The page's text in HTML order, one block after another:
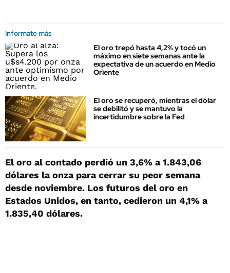
Informate más
El oro trepó hasta 4,2% y tocó un
máximo en siete semanas ante la
expectativa de un acuerdo en Medio
Oriente
El oro se recuperó, mientras el dólar
se debilitó y se mantuvo la
incertidumbre sobre la Fed
El oro al contado perdió un 3,6% a 1.843,06
dólares la onza para cerrar su peor semana
desde noviembre. Los futuros del oro en
Estados Unidos, en tanto, cedieron un 4,1% a
1.835,40 dólares.